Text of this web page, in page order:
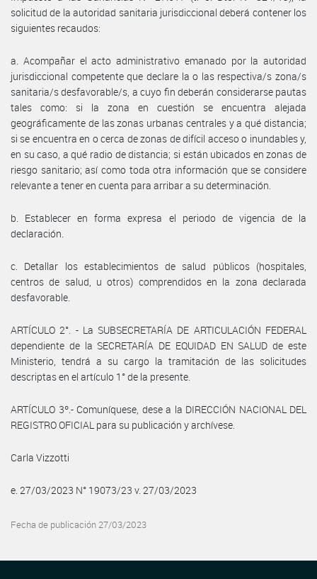
solicitud de la autoridad sanitaria jurisdiccional deberá contener los
siguientes recaudos:
a. Acompañar el acto administrativo emanado por la autoridad
jurisdiccional competente que declare la o las respectiva/s zona/s
sanitaria/s desfavorable/s, a cuyo fin deberán considerarse pautas
tales como: si la zona en cuestión se encuentra alejada
geográficamente de las zonas urbanas centrales y a qué distancia;
si se encuentra en o cerca de zonas de difícil acceso o inundables y,
en su caso, a qué radio de distancia; si están ubicados en zonas de
riesgo sanitario; así como toda otra información que se considere
relevante a tener en cuenta para arribar a su determinación.
b. Establecer en forma expresa el periodo de vigencia de la
declaración.
c. Detallar los establecimientos de salud públicos (hospitales,
centros de salud, u otros) comprendidos en la zona declarada
desfavorable.
ARTÍCULO 2°. - La SUBSECRETARÍA DE ARTICULACIÓN FEDERAL
dependiente de la SECRETARÍA DE EQUIDAD EN SALUD de este
Ministerio, tendrá a su cargo la tramitación de las solicitudes
descriptas en el artículo 1° de la presente.
ARTÍCULO 3º.- Comuníquese, dese a la DIRECCIÓN NACIONAL DEL
REGISTRO OFICIAL para su publicación y archívese.
Carla Vizzotti
e. 27/03/2023 N° 19073/23 v. 27/03/2023
Fecha de publicación 27/03/2023